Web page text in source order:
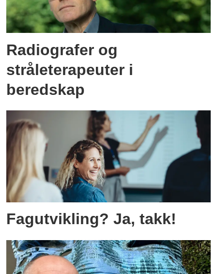
Radiografer og
stråleterapeuter i
beredskap
Fagutvikling? Ja, takk!